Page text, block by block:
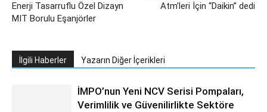
Enerji Tasarruflu Özel Dizayn
MIT Borulu Eşanjörler
Atm’leri İçin “Daikin” dedi
İlgili Haberler Yazarın Diğer İçerikleri
İMPO’nun Yeni NCV Serisi Pompaları,
Verimlilik ve Güvenilirlikte Sektöre